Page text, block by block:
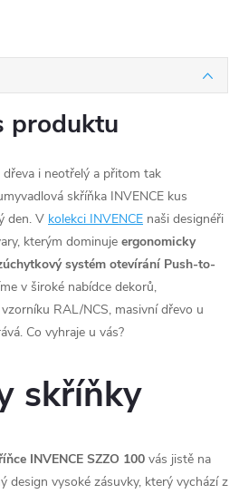
produktu
i neotřelý a přitom tak
skříňka INVENCE kus
den. V kolekci INVENCE naši designéři
kterým dominuje ergonomicky
systém otevírání Push-to-
v široké nabídce dekorů,
RAL/NCS, masivní dřevo u
Co vyhraje u vás?
skříňky
INVENCE SZZO 100 vás jistě na
design vysoké zásuvky, který vychází z